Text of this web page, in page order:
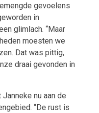
gevoelens
in
glimlach. “Maar
moesten we
Dat was pittig,
draai gevonden in
nu aan de
“De rust is